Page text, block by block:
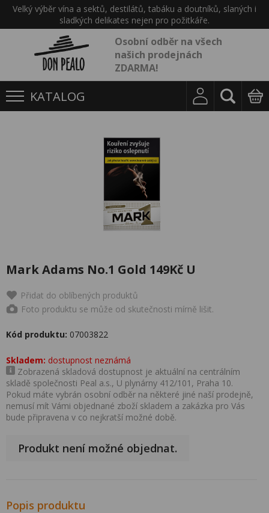
Velký výběr vína a sektů, destilátů, tabáku a doutníků, slaných i
sladkých delikates nejen pro požitkáře.
Osobní odběr na všech
našich prodejnách
ZDARMA!
KATALOG
Mark Adams No.1 Gold 149Kč U
Přidat do oblíbených produktů
Foto produktu se může od skutečnosti mírně lišit.
Kód produktu: 07003822
Skladem: dostupnost neznámá
Zobrazená skladová dostupnost je aktuální na centrálním
skladě společnosti Peal a.s., U plynárny 412/101, Praha 10.
Pokud máte vybrán osobní odběr na některé jiné naší prodejně,
nemusí mít Vámi objednané zboží skladem a zakázka pro Vás
bude připravena v co nejkratší možné době.
Produkt není možné objednat.
Popis produktu